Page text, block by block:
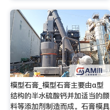
模型石膏_模型石膏主要由α型
结构的半水硫酸钙并加适当的颜
料等添加剂制造而成。石膏模具